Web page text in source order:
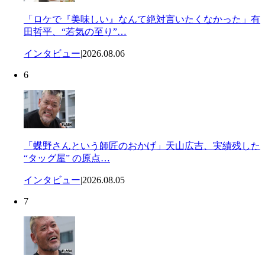
「ロケで『美味しい』なんて絶対言いたくなかった」有
田哲平、“若気の至り”…
インタビュー|2026.08.06
6
「蝶野さんという師匠のおかげ」天山広吉、実績残した
“タッグ屋” の原点…
インタビュー|2026.08.05
7